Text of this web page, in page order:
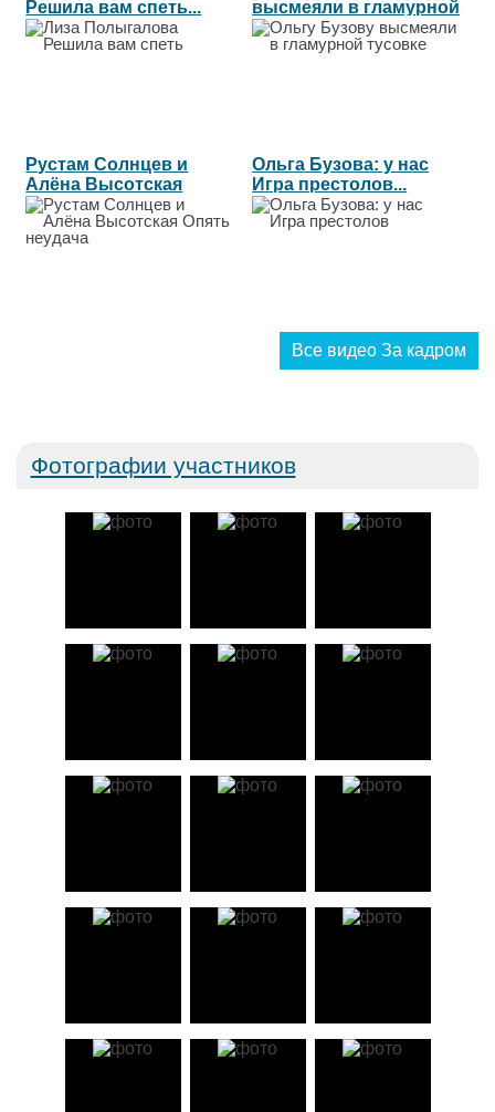
Решила вам спеть...
высмеяли в гламурной
тусовке...
Рустам Солнцев и
Алёна Высотская
Опять неудача...
Ольга Бузова: у нас
Игра престолов...
Все видео За кадром
Фотографии участников